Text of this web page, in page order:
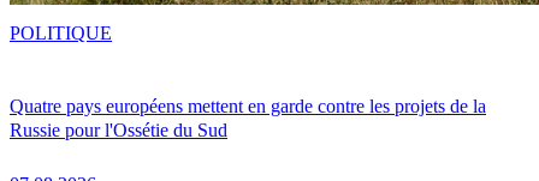
Quatre pays européens mettent en garde contre les projets de la
Russie pour l'Ossétie du Sud
POLITIQUE